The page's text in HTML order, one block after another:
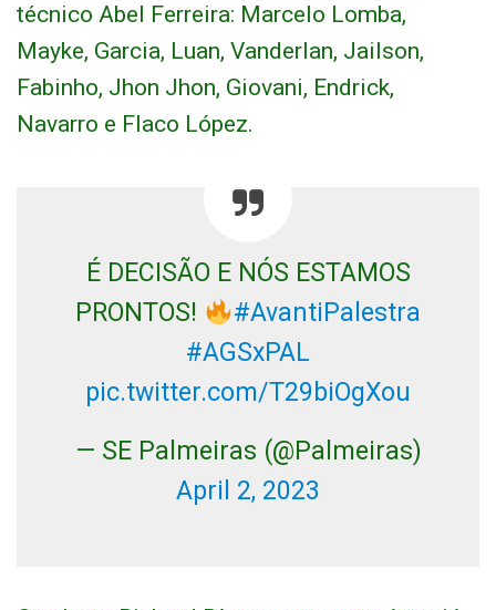
técnico Abel Ferreira: Marcelo Lomba,
Mayke, Garcia, Luan, Vanderlan, Jailson,
Fabinho, Jhon Jhon, Giovani, Endrick,
Navarro e Flaco López.
É DECISÃO E NÓS ESTAMOS
PRONTOS!
#AvantiPalestra
#AGSxPAL
pic.twitter.com/T29biOgXou
— SE Palmeiras (@Palmeiras)
April 2, 2023